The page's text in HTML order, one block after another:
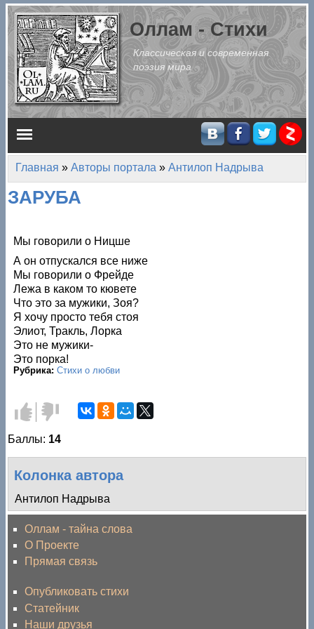
Перейти к основному содержанию
Оллам - Стихи
Классическая и современная
поэзия мира
Главное меню
Вы здесь
Главная » Авторы портала » Антилоп Надрыва
ЗАРУБА
Мы говорили о Ницше
А он отпускался все ниже
Мы говорили о Фрейде
Лежа в каком то кювете
Что это за мужики, Зоя?
Я хочу просто тебя стоя
Элиот, Тракль, Лорка
Это не мужики-
Это порка!
Рубрика:Стихи о любви
Голос
за!
Голос
против!
Баллы: 14
Колонка автора
Антилоп Надрыва
Оллам - тайна слова
О Проекте
Прямая связь
Опубликовать стихи
Статейник
Наши друзья